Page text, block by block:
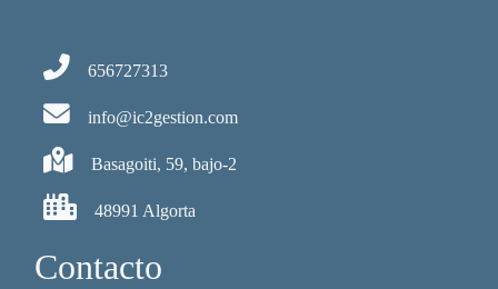
656727313
info@ic2gestion.com
Basagoiti, 59, bajo-2
48991 Algorta
Contacto